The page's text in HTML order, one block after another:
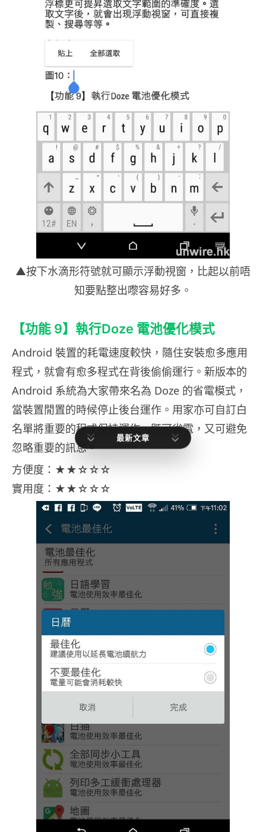
▲按下水滴形符號就可顯示浮動視窗，比起以前唔
知要點整出嚟容易好多。
【功能 9】執行Doze 電池優化模式
Android 裝置的耗電速度較快，隨住安裝愈多應用
程式，就會有愈多程式在背後偷偷運行。新版本的
Android 系統為大家帶來名為 Doze 的省電模式，
當裝置閒置的時候停止後台運作。用家亦可自訂白
名單將重要的程式保持運作，既可省電，又可避免
忽略重要的訊息。
方便度：★★☆☆☆
實用度：★★☆☆☆
最新文章